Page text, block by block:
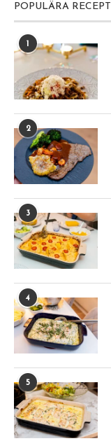
POPULÄRA RECEPT
2
3
4
5